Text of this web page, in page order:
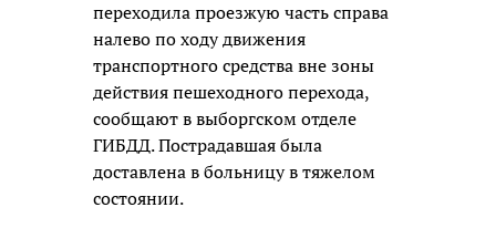
переходила проезжую часть справа
налево по ходу движения
транспортного средства вне зоны
действия пешеходного перехода,
сообщают в выборгском отделе
ГИБДД. Пострадавшая была
доставлена в больницу в тяжелом
состоянии.